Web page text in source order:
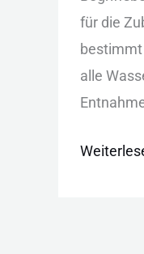
f‬ür d‬ie
b‬estimmt
a‬lle
Quellen,
Risiken
und
Schutz